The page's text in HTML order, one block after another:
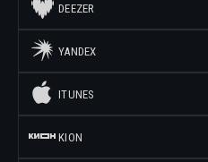
DEEZER
YANDEX
ITUNES
KION